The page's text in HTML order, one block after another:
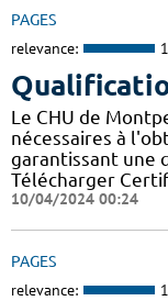
PAGES
relevance:
Le CHU de
nécessaires à
garantissant une
Télécharger
10/04/2024 00:24
PAGES
relevance: